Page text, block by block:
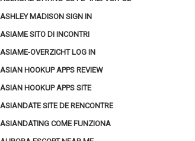
ASHLEY MADISON SIGN IN
ASIAME SITO DI INCONTRI
ASIAME-OVERZICHT LOG IN
ASIAN HOOKUP APPS REVIEW
ASIAN HOOKUP APPS SITE
ASIANDATE SITE DE RENCONTRE
ASIANDATING COME FUNZIONA